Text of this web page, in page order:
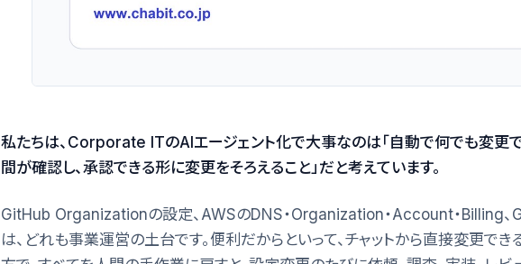
私たちは、Corporate ITのAIエージェント化で大事なのは「自動で何でも変更で
間が確認し、承認できる形に変更をそろえること」だと考えています。
GitHub Organizationの設定、AWSのDNS・Organization・Account・Billing、
は、どれも事業運営の土台です。便利だからといって、チャットから直接変更で